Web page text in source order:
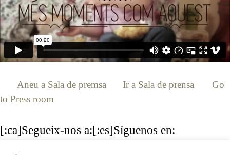
Aneu a Sala de premsa Ir a Sala de prensa
Go
to Press room
[:ca]Segueix-nos a:[:es]Síguenos en: